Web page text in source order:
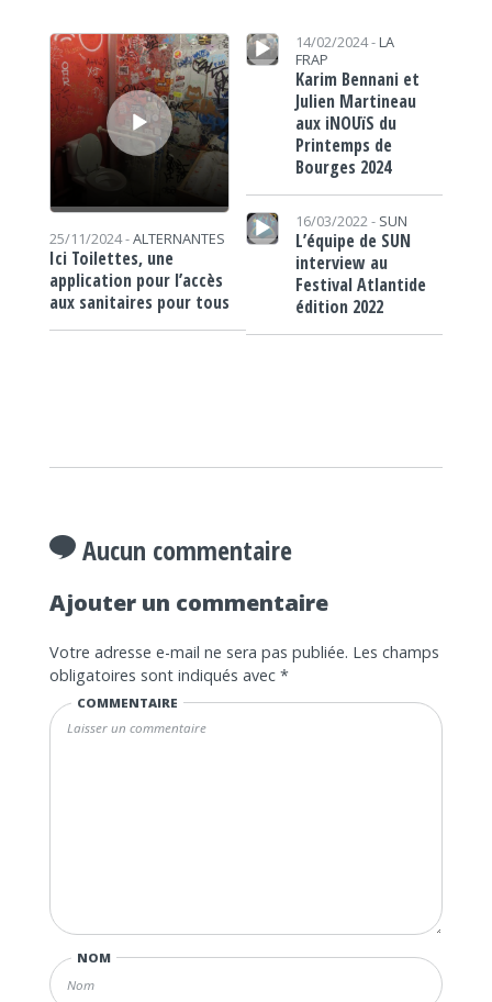
Lecteur audio
25/11/2024 -ALTERNANTES
Ici Toilettes, une
application pour l’accès
aux sanitaires pour tous
Lecteur audio 14/02/2024 - LA
FRAP
Karim Bennani et
Julien Martineau
aux iNOUïS du
Printemps de
Bourges 2024
Lecteur audio
16/03/2022 - SUN
L’équipe de SUN
interview au
Festival Atlantide
édition 2022
Aucun commentaire
Ajouter un commentaire
Votre adresse e-mail ne sera pas publiée. Les champs
obligatoires sont indiqués avec *
COMMENTAIRE
NOM